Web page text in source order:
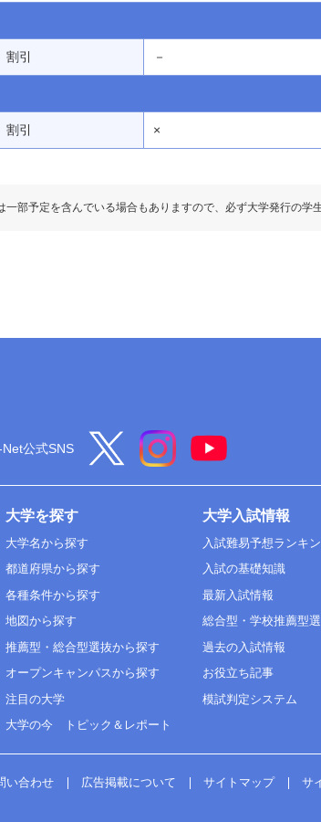
割引 －
割引 ×
部予定を含んでいる場合もありますので、必ず大学発行の学
Net公式SNS
大学を探す
大学名から探す
都道府県から探す
各種条件から探す
地図から探す
推薦型・総合型選抜から探す
オープンキャンパスから探す
注目の大学
大学の今 トピック＆レポート
大学入試情報
入試難易予想ランキ
入試の基礎知識
最新入試情報
総合型・学校推薦型
過去の入試情報
お役立ち記事
模試判定システム
い合わせ 広告掲載について サイトマップ サ